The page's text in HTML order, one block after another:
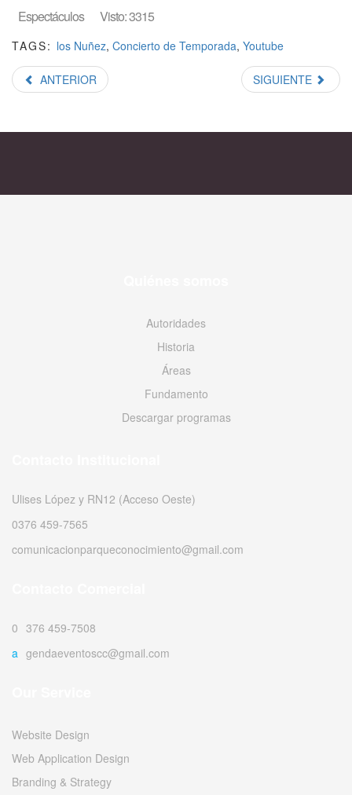
Espectáculos Visto: 3315
TAGS: los Nuñez, Concierto de Temporada, Youtube
ANTERIOR SIGUIENTE
Autoridades
Historia
Áreas
Fundamento
Descargar programas
Ulises López y RN12 (Acceso Oeste)
0376 459-7565
comunicacionparqueconocimiento@gmail.com
0376 459-7508
agendaeventoscc@gmail.com
Website Design
Web Application Design
Branding & Strategy